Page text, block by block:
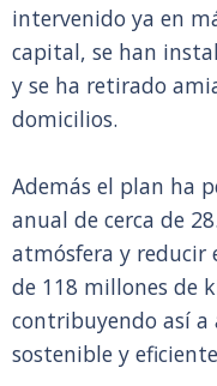
intervenido ya en
capital, se han
y se ha retirado
domicilios.
Además el plan ha
anual de cerca de
atmósfera y reducir
de 118 millones de
contribuyendo así a
sostenible y